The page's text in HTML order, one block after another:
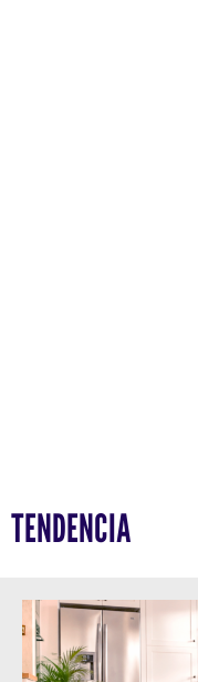
TENDENCIA